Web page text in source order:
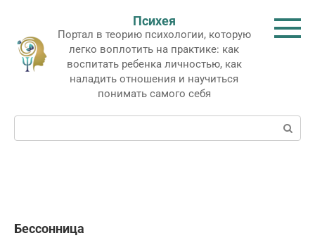
контенту
Психея
Портал в теорию психологии, которую
легко воплотить на практике: как
воспитать ребенка личностью, как
наладить отношения и научиться
понимать самого себя
Поиск:
Бессонница